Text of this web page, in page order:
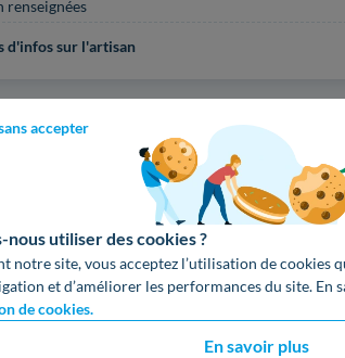
accepter
nous utiliser des cookies ?
notre site, vous acceptez l’utilisation de cookies
et d’améliorer les performances du site. En
de cookies.
En savoir plus
renseignées
d'infos sur l'artisan
Voici les